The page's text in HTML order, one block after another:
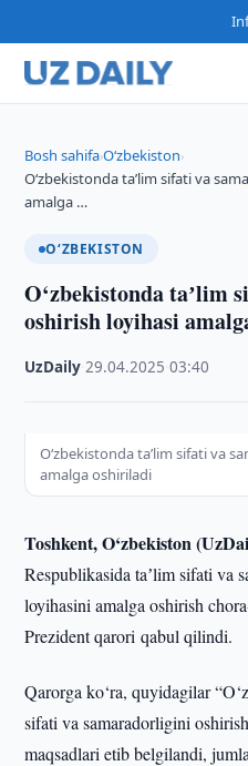
Bosh sahifa›O‘zbekiston›
O‘zbekistonda taʼlim sifati va
amalga …
O‘ZBEKISTON
O‘zbekistonda taʼlim
oshirish loyihasi
UzDaily ·29.04.2025 ·03:40
O‘zbekistonda taʼlim sifati va
amalga oshiriladi
Toshkent, O‘zbekiston
Respublikasida taʼlim sifati va
loyihasini amalga oshirish
Prezident qarori qabul qilindi.
Qarorga ko‘ra, quyidagilar
sifati va samaradorligini
maqsadlari etib belgilandi,